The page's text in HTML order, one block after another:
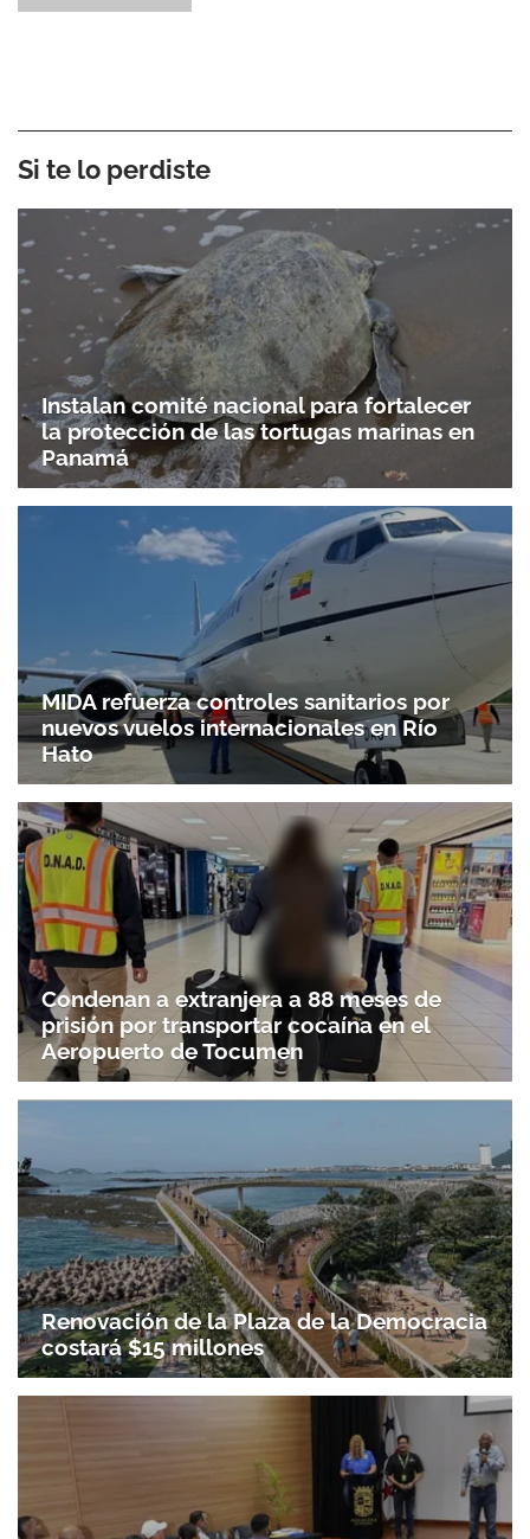
Si te lo perdiste
Instalan comité nacional para fortalecer
la protección de las tortugas marinas en
Panamá
MIDA refuerza controles sanitarios por
nuevos vuelos internacionales en Río
Hato
Condenan a extranjera a 88 meses de
prisión por transportar cocaína en el
Aeropuerto de Tocumen
Renovación de la Plaza de la Democracia
costará $15 millones